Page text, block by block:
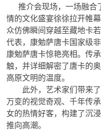
推介会现场，一场融合
情的文化盛宴徐徐拉开帷
众仿佛瞬间穿越至藏地卡
代表，康勉萨唐卡国家级
康勉萨唐卡惊艳亮相。传
触，并详细解密了唐卡的
高原文明的温度。
此外，艺术家们带来了
万变的视觉奇观、千年传
女的热情好客，构建了沉
推向高潮。